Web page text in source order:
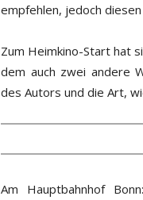
empfehlen, jedoch
Zum Heimkino-Start hat
dem auch zwei andere
des Autors und die Art,
Am Hauptbahnhof